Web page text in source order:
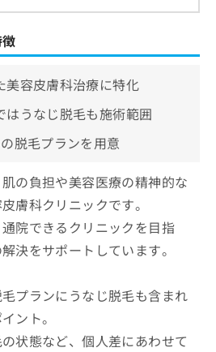
美容皮膚科治療に特化
はうなじ脱毛も施術範囲
脱毛プランを用意
の負担や美容医療の精神的な
膚科クリニックです。
院できるクリニックを目指
決をサポートしています。
プランにうなじ脱毛も含まれ
ント。
状態など、個人差にあわせて